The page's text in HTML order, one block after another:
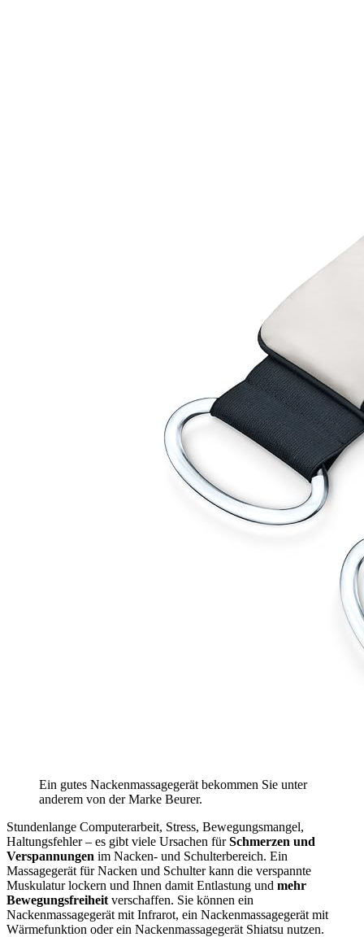
Ein gutes Nackenmassagegerät bekommen Sie unter
anderem von der Marke Beurer.
Stundenlange Computerarbeit, Stress, Bewegungsmangel,
Haltungsfehler – es gibt viele Ursachen fürSchmerzen und
Verspannungen im Nacken- und Schulterbereich. Ein
Massagegerät für Nacken und Schulter kann die verspannte
Muskulatur lockern und Ihnen damit Entlastung und mehr
Bewegungsfreiheit verschaffen. Sie können ein
Nackenmassagegerät mit Infrarot, ein Nackenmassagegerät mit
Wärmefunktion oder ein Nackenmassagegerät Shiatsu nutzen.